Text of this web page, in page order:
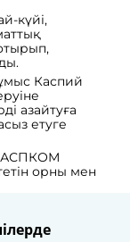
күйі,
Каспий
азайтуға
етуге
орны мен